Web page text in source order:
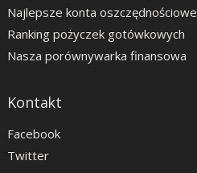
Najlepsze konta oszczędnościowe
Ranking pożyczek gotówkowych
Nasza porównywarka finansowa
Kontakt
Facebook
Twitter